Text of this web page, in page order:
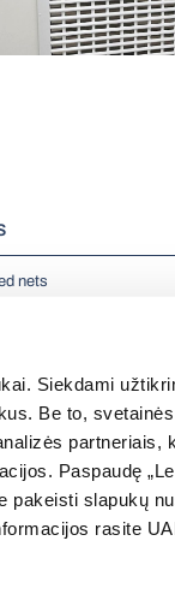
Siekdami
Be to,
partneriais,
Paspaudę
pakeisti slapukų
rasite
nets
nets